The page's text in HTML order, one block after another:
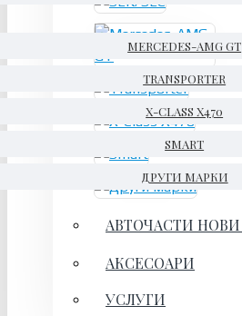
MERCEDES-AMG GT
TRANSPORTER
X-CLASS X470
SMART
ДРУГИ МАРКИ
АВТОЧАСТИ НОВИ
АКСЕСОАРИ
УСЛУГИ